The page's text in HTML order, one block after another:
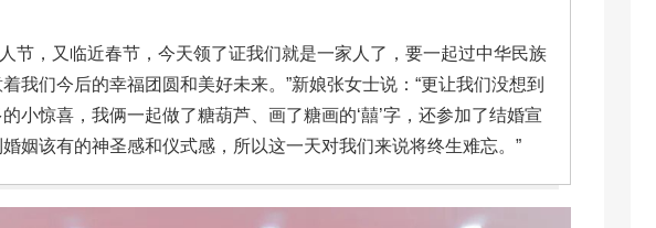
节，又临近春节，今天领了证我们就是一家人了，要一起过中华民族
我们今后的幸福团圆和美好未来。”新娘张女士说：“更让我们没想到
小惊喜，我俩一起做了糖葫芦、画了糖画的‘囍’字，还参加了结婚宣
姻该有的神圣感和仪式感，所以这一天对我们来说将终生难忘。”